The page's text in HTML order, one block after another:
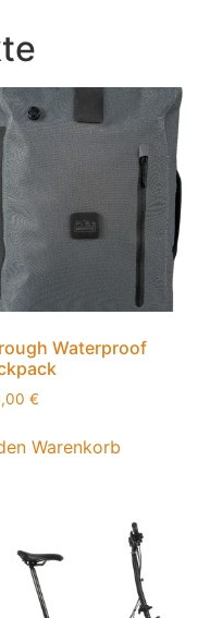
Waterproof
€
Warenkorb